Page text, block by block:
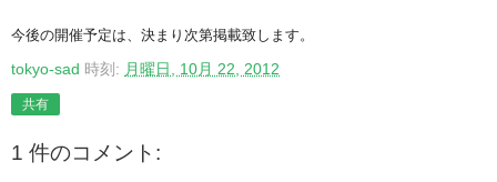
今後の開催予定は、決まり次第掲載致します。
tokyo-sad 時刻: 月曜日, 10月 22, 2012
共有
1 件のコメント: